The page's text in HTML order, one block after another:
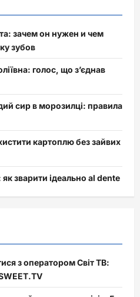
зачем он нужен и чем
зубов
голос, що з’єднав
сир в морозилці: правила
картоплю без зайвих
зварити ідеально al dente
з оператором Світ ТВ: